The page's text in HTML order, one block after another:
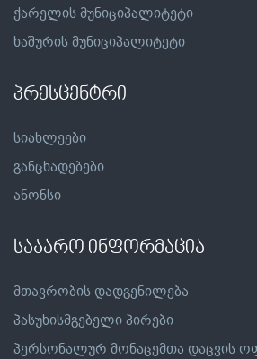
ქარელის მუნიციპალიტეტი
ხაშურის მუნიციპალიტეტი
პრესცენტრი
სიახლეები
განცხადებები
ანონსი
საჯარო ინფორმაცია
მთავრობის დადგენილება
პასუხისმგებელი პირები
პერსონალურ მონაცემთა დაცვის